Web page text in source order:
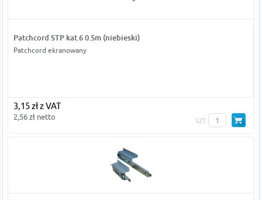
Patchcord STP kat.6 0.5m (niebieski)
Patchcord ekranowany
3,15 zł z VAT
2,56 zł netto szt